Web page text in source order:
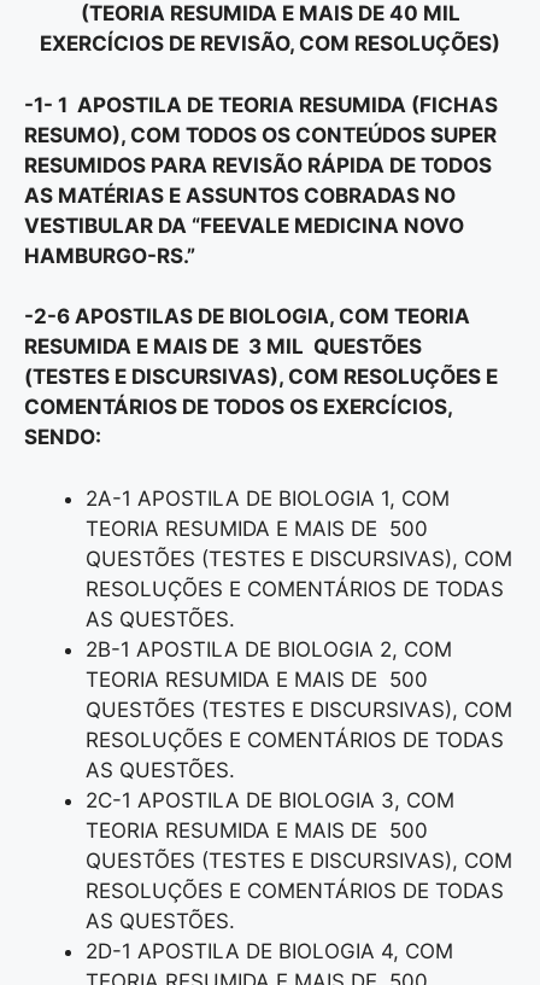
(TEORIA RESUMIDA E MAIS DE 40 MIL
EXERCÍCIOS DE REVISÃO, COM RESOLUÇÕES)
-1- 1 APOSTILA DE TEORIA RESUMIDA (FICHAS
RESUMO), COM TODOS OS CONTEÚDOS SUPER
RESUMIDOS PARA REVISÃO RÁPIDA DE TODOS
AS MATÉRIAS E ASSUNTOS COBRADAS NO
VESTIBULAR DA “FEEVALE MEDICINA NOVO
HAMBURGO-RS.”
-2-6 APOSTILAS DE BIOLOGIA, COM TEORIA
RESUMIDA E MAIS DE 3 MIL QUESTÕES
(TESTES E DISCURSIVAS), COM RESOLUÇÕES E
COMENTÁRIOS DE TODOS OS EXERCÍCIOS,
SENDO:
2A-1 APOSTILA DE BIOLOGIA 1, COM
TEORIA RESUMIDA E MAIS DE 500
QUESTÕES (TESTES E DISCURSIVAS), COM
RESOLUÇÕES E COMENTÁRIOS DE TODAS
AS QUESTÕES.
2B-1 APOSTILA DE BIOLOGIA 2, COM
TEORIA RESUMIDA E MAIS DE 500
QUESTÕES (TESTES E DISCURSIVAS), COM
RESOLUÇÕES E COMENTÁRIOS DE TODAS
AS QUESTÕES.
2C-1 APOSTILA DE BIOLOGIA 3, COM
TEORIA RESUMIDA E MAIS DE 500
QUESTÕES (TESTES E DISCURSIVAS), COM
RESOLUÇÕES E COMENTÁRIOS DE TODAS
AS QUESTÕES.
2D-1 APOSTILA DE BIOLOGIA 4, COM